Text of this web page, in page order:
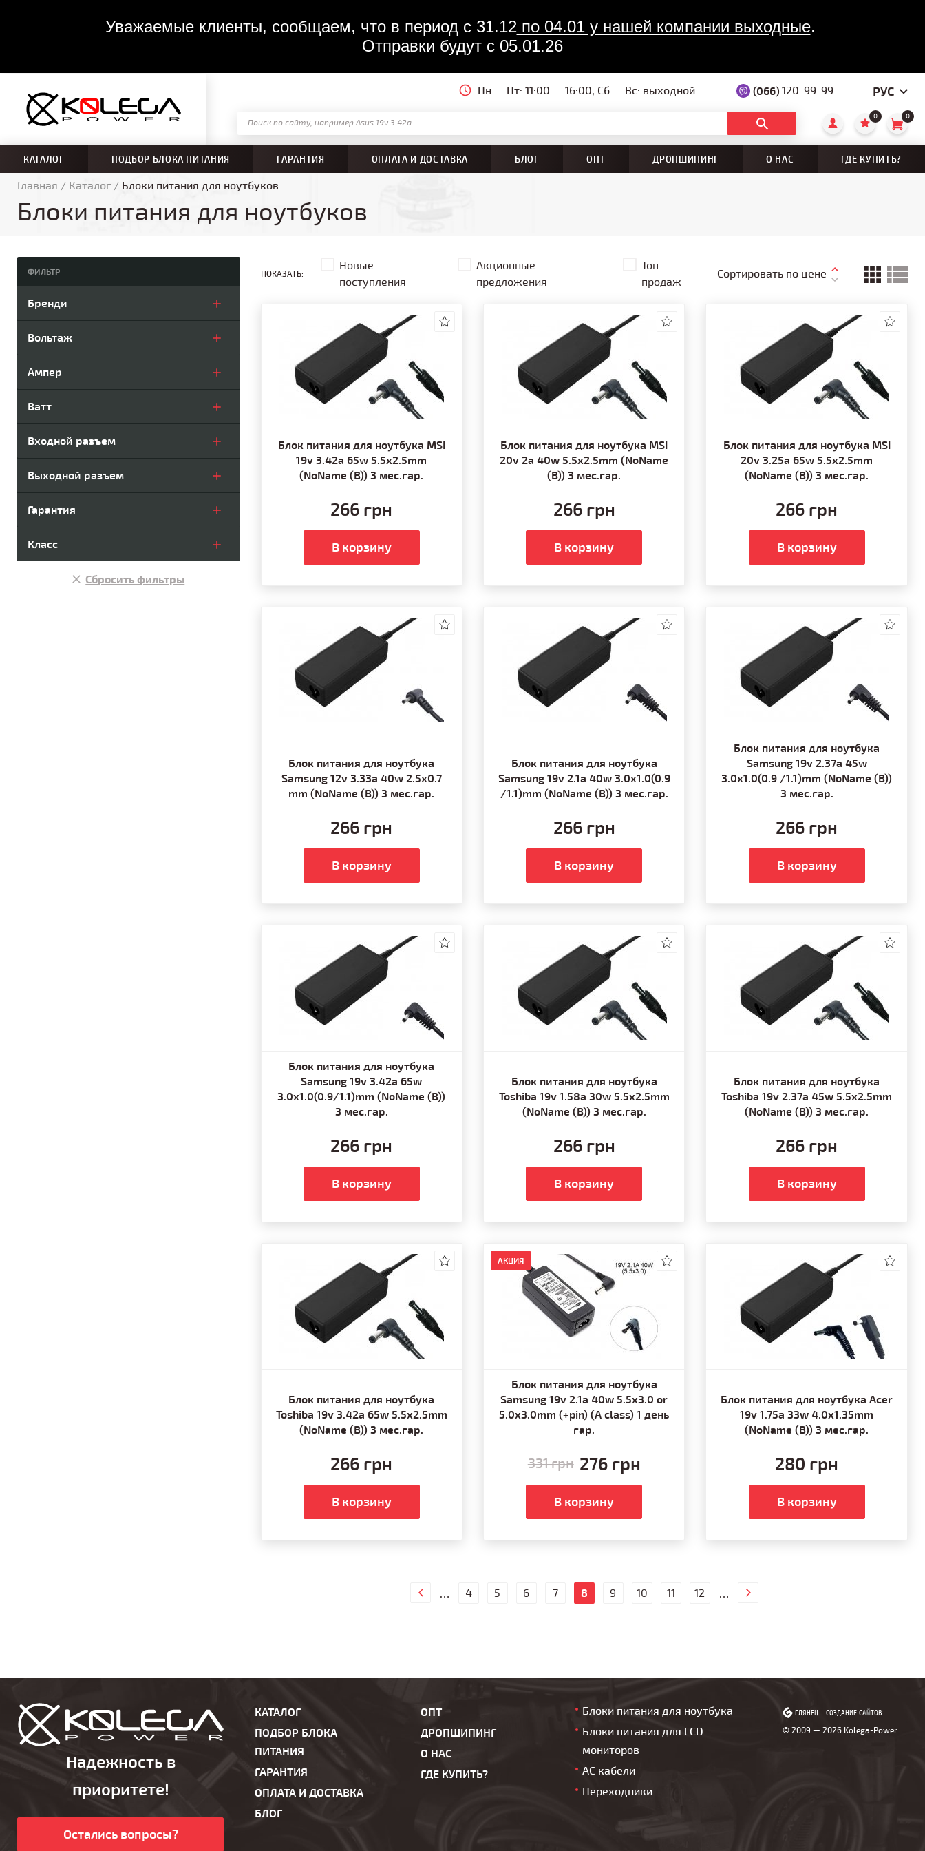
Уважаемые клиенты, сообщаем, что в период с 31.12 по 04.01 у нашей компании выходные.
Отправки будут с 05.01.26
Пн — Пт: 11:00 — 16:00, Сб — Вс: выходной (066) 120-99-99 РУС
0 0
КАТАЛОГ ПОДБОР БЛОКА ПИТАНИЯ ГАРАНТИЯ ОПЛАТА И ДОСТАВКА БЛОГ ОПТ ДРОПШИПИНГ О НАС ГДЕ КУПИТЬ?
Главная / Каталог / Блоки питания для ноутбуков
Блоки питания для ноутбуков
ФИЛЬТР
Бренди
Вольтаж
Ампер
Ватт
Входной разъем
Выходной разъем
Гарантия
Класс
Сбросить фильтры
ПОКАЗАТЬ:
Новые
поступления
Акционные
предложения
Топ
продаж
Сортировать по цене
Блок питания для ноутбука MSI
19v 3.42a 65w 5.5x2.5mm
(NoName (B)) 3 мес.гар.
266 грн
В корзину
Блок питания для ноутбука MSI
20v 2a 40w 5.5x2.5mm (NoName
(B)) 3 мес.гар.
266 грн
В корзину
Блок питания для ноутбука MSI
20v 3.25a 65w 5.5x2.5mm
(NoName (B)) 3 мес.гар.
266 грн
В корзину
Блок питания для ноутбука
Samsung 12v 3.33a 40w 2.5x0.7
mm (NoName (B)) 3 мес.гар.
266 грн
В корзину
Блок питания для ноутбука
Samsung 19v 2.1a 40w 3.0x1.0(0.9
/1.1)mm (NoName (B)) 3 мес.гар.
266 грн
В корзину
Блок питания для ноутбука
Samsung 19v 2.37a 45w
3.0x1.0(0.9 /1.1)mm (NoName (B))
3 мес.гар.
266 грн
В корзину
Блок питания для ноутбука
Samsung 19v 3.42a 65w
3.0x1.0(0.9/1.1)mm (NoName (B))
3 мес.гар.
266 грн
В корзину
Блок питания для ноутбука
Toshiba 19v 1.58a 30w 5.5x2.5mm
(NoName (B)) 3 мес.гар.
266 грн
В корзину
Блок питания для ноутбука
Toshiba 19v 2.37a 45w 5.5x2.5mm
(NoName (B)) 3 мес.гар.
266 грн
В корзину
Блок питания для ноутбука
Toshiba 19v 3.42a 65w 5.5x2.5mm
(NoName (B)) 3 мес.гар.
266 грн
В корзину
АКЦИЯ
Блок питания для ноутбука
Samsung 19v 2.1a 40w 5.5x3.0 or
5.0x3.0mm (+pin) (A class) 1 день
гар.
331 грн 276 грн
В корзину
Блок питания для ноутбука Acer
19v 1.75a 33w 4.0x1.35mm
(NoName (B)) 3 мес.гар.
280 грн
В корзину
4 5 6 7 8 9 10 11 12
Надежность в
приоритете!
Остались вопросы?
КАТАЛОГ
ПОДБОР БЛОКА
ПИТАНИЯ
ГАРАНТИЯ
ОПЛАТА И ДОСТАВКА
БЛОГ
ОПТ
ДРОПШИПИНГ
О НАС
ГДЕ КУПИТЬ?
Блоки питания для ноутбука
Блоки питания для LCD
мониторов
AC кабели
Переходники
ГЛЯНЕЦ – СОЗДАНИЕ САЙТОВ
ГЛЯНЕЦ – СОЗДАНИЕ САЙТОВ
© 2009 — 2026 Kolega-Power